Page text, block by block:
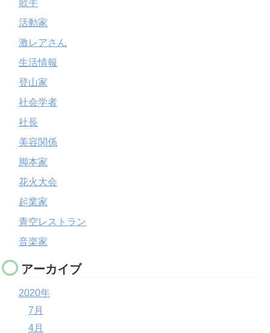
歌手
活動家
激レアさん
生活情報
登山家
社会学者
社長
美容関係
脚本家
花火大会
起業家
青空レストラン
音楽家
アーカイブ
2020年
7月
4月